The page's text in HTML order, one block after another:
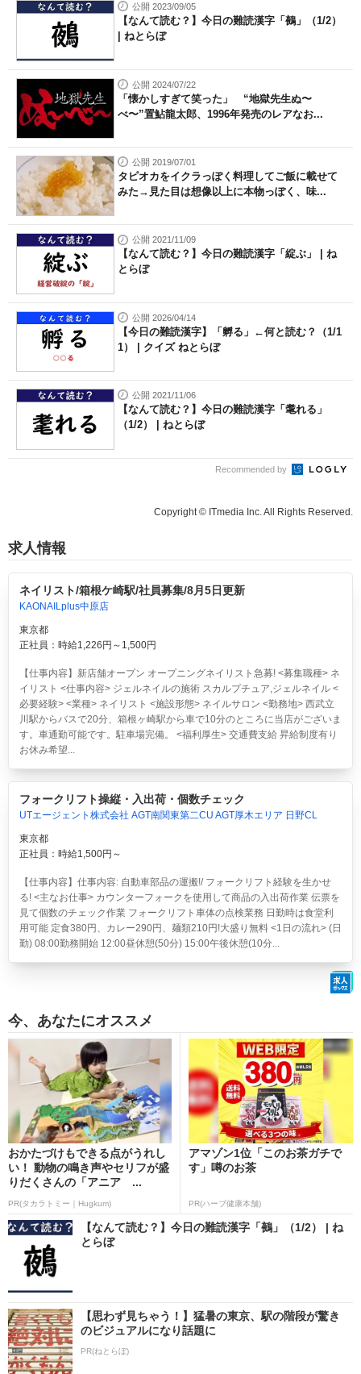
公開 2023/09/05
【なんて読む？】今日の難読漢字「鵺」（1/2）
| ねとらぼ
公開 2024/07/22
「懐かしすぎて笑った」 “地獄先生ぬ〜
べ〜”置鮎龍太郎、1996年発売のレアなお...
公開 2019/07/01
タピオカをイクラっぽく料理してご飯に載せて
みた→見た目は想像以上に本物っぽく、味...
公開 2021/11/09
【なんて読む？】今日の難読漢字「綻ぶ」 | ね
とらぼ
公開 2026/04/14
【今日の難読漢字】「孵る」←何と読む？（1/1
1） | クイズ ねとらぼ
公開 2021/11/06
【なんて読む？】今日の難読漢字「耄れる」
（1/2） | ねとらぼ
Recommended by
Copyright © ITmedia Inc. All Rights Reserved.
求人情報
ネイリスト/箱根ケ崎駅/社員募集/8月5日更新
KAONAILplus中原店
東京都
正社員：時給1,226円～1,500円
【仕事内容】新店舗オープン オープニングネイリスト急募! <募集職種> ネ
イリスト <仕事内容> ジェルネイルの施術 スカルプチュア,ジェルネイル <
必要経験> <業種> ネイリスト <施設形態> ネイルサロン <勤務地> 西武立
川駅からバスで20分、箱根ヶ崎駅から車で10分のところに当店がございま
す。車通勤可能です。駐車場完備。 <福利厚生> 交通費支給 昇給制度有り
お休み希望...
フォークリフト操縦・入出荷・個数チェック
UTエージェント株式会社 AGT南関東第二CU AGT厚木エリア 日野CL
東京都
正社員：時給1,500円～
【仕事内容】仕事内容: 自動車部品の運搬!/ フォークリフト経験を生かせ
る! <主なお仕事> カウンターフォークを使用して商品の入出荷作業 伝票を
見て個数のチェック作業 フォークリフト車体の点検業務 日勤時は食堂利
用可能 定食380円、カレー290円、麺類210円!大盛り無料 <1日の流れ> (日
勤) 08:00勤務開始 12:00昼休憩(50分) 15:00午後休憩(10分...
今、あなたにオススメ
おかたづけもできる点がうれし
い！ 動物の鳴き声やセリフが盛
りだくさんの「アニア ...
PR(タカラトミー｜Hugkum)
アマゾン1位「このお茶ガチで
す」噂のお茶
PR(ハーブ健康本舗)
【なんて読む？】今日の難読漢字「鵺」（1/2） | ね
とらぼ
【思わず見ちゃう！】猛暑の東京、駅の階段が驚き
のビジュアルになり話題に
PR(ねとらぼ)